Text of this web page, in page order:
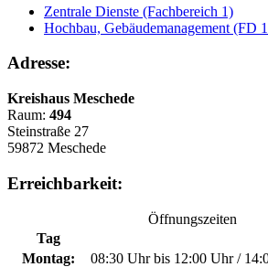
Zentrale Dienste (Fachbereich 1)
Hochbau, Gebäudemanagement (FD
Adresse:
Kreishaus Meschede
Raum: 494
Steinstraße 27
59872 Meschede
Erreichbarkeit:
Öffnungszeiten
Tag
Montag:
08:30 Uhr bis 12:00 Uhr /